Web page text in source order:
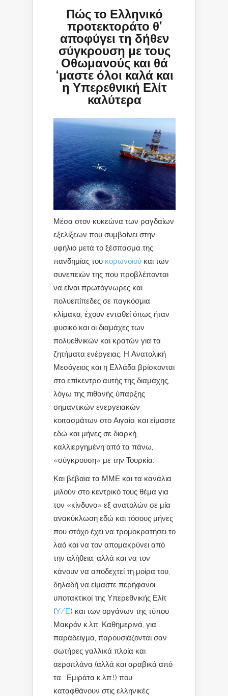
Πώς το Ελληνικό
προτεκτοράτο θ’
αποφύγει τη δήθεν
σύγκρουση με τους
Οθωμανούς και θά
‘μαστε όλοι καλά και
η Υπερεθνική Ελίτ
καλύτερα
Μέσα στον κυκεώνα των ραγδαίων
εξελίξεων που συμβαίνει στην
υφήλιο μετά το ξέσπασμα της
πανδημίας του κορωνοϊού και των
συνεπειών της που προβλέπονται
να είναι πρωτόγνωρες και
πολυεπίπεδες σε παγκόσμια
κλίμακα, έχουν ενταθεί όπως ήταν
φυσικό και οι διαμάχες των
πολυεθνικών και κρατών για τα
ζητήματα ενέργειας. Η Ανατολική
Μεσόγειος και η Ελλάδα βρίσκονται
στο επίκεντρο αυτής της διαμάχης,
λόγω της πιθανής ύπαρξης
σημαντικών ενεργειακών
κοιτασμάτων στο Αιγαίο, και είμαστε
εδώ και μήνες σε διαρκή,
καλλιεργημένη από τα πάνω,
«σύγκρουση» με την Τουρκία.
Και βέβαια τα ΜΜΕ και τα κανάλια
μιλούν στο κεντρικό τους θέμα για
τον «κίνδυνο» εξ ανατολών σε μία
ανακύκλωση εδώ και τόσους μήνες
που στόχο έχει να τρομοκρατήσει το
λαό και να τον απομακρύνει από
την αλήθεια, αλλά και να τον
κάνουν να αποδεχτεί τη μοίρα του,
δηλαδή να είμαστε περήφανοι
υποτακτικοί της Υπερεθνικής Ελίτ
(Υ/Ε) και των οργάνων της τύπου
Μακρόν κ.λπ. Καθημερινά, για
παράδειγμα, παρουσιάζονται σαν
σωτήρες γαλλικά πλοία και
αεροπλάνα (αλλά και αραβικά από
τα …Εμιράτα κ.λπ.!) που
καταφθάνουν στις ελληνικές